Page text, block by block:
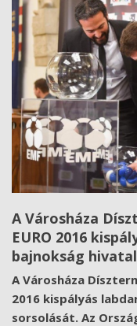
A Városháza
EURO 2016
bajnokság
A Városháza
2016 kispályás
sorsolását. Az